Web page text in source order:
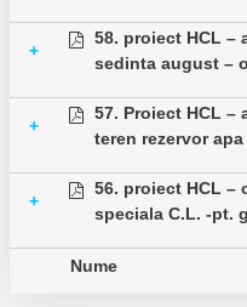
+
58. proiect HCL –
sedinta august –
+
57. Proiect HCL –
teren rezervor apa
+
56. proiect HCL –
speciala C.L. -pt.
Nume